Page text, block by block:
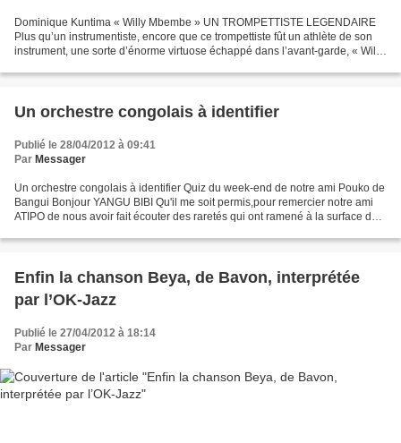
Dominique Kuntima « Willy Mbembe » UN TROMPETTISTE LEGENDAIRE
Plus qu’un instrumentiste, encore que ce trompettiste fût un athlète de son
instrument, une sorte d’énorme virtuose échappé dans l’avant-garde, « Willy
Un orchestre congolais à identifier
Publié le 28/04/2012 à 09:41
Par Messager
Un orchestre congolais à identifier Quiz du week-end de notre ami Pouko de
Bangui Bonjour YANGU BIBI Qu'il me soit permis,pour remercier notre ami
ATIPO de nous avoir fait écouter des raretés qui ont ramené à la surface de
Enfin la chanson Beya, de Bavon, interprétée
par l’OK-Jazz
Publié le 27/04/2012 à 18:14
Par Messager